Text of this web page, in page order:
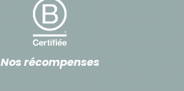
Nos récompenses